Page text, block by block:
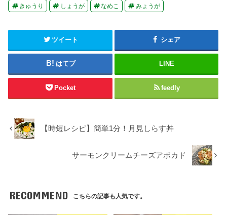
きゅうり しょうが なめこ みょうが
ツイート シェア
はてブ LINE
Pocket feedly
【時短レシピ】簡単1分！月見しらす丼
サーモンクリームチーズアボカド
RECOMMEND こちらの記事も人気です。